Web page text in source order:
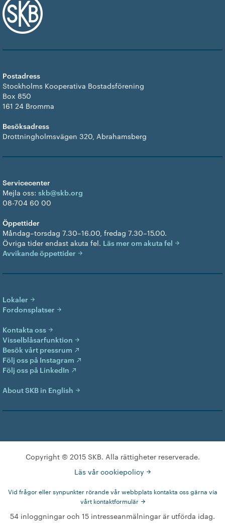
Postadress
Stockholms Kooperativa Bostadsförening
Box 850
161 24 Bromma
Besöksadress
Drottningholmsvägen 320, Abrahamsberg
Servicecenter
Mejla oss: skb@skb.org
08-704 60 00
Öppettider
Måndag–torsdag 7.30–16.00, fredag 7.30–15.00.
Övriga tider endast akuta fel. Läs mer om akuta fel
Avvikande öppettider
Lokaler
Fordonsplatser
Kontakta oss
Visselblåsarfunktion
Besök vårt pressrum
Följ oss på Instagram
Följ oss på LinkedIn
About SKB in English
Copyright © 2015 SKB. Alla rättigheter reserverade.
Läs vår cookiepolicy
Vid frågor eller synpunkter rörande vår webbplats kontakta oss gärna via
vårt kontaktformulär
54 inloggningar och 15 intresseanmälningar är utförda idag.